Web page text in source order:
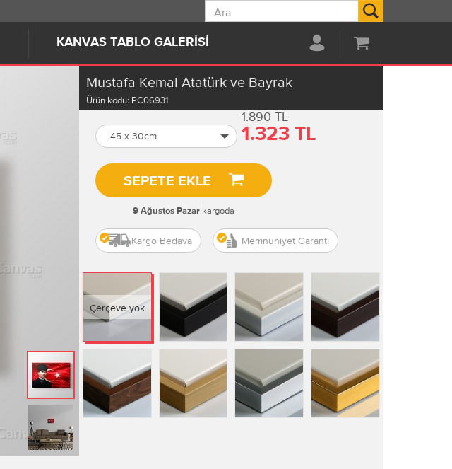
KANVAS TABLO GALERISI
Mustafa Kemal Atatürk ve Bayrak
Ürün kodu: PC06931
45 x 30cm
1.890 TL
1.323 TL
SEPETE EKLE
9 Ağustos Pazarkargoda
Kargo Bedava Memnuniyet Garanti
Çerçeve yok